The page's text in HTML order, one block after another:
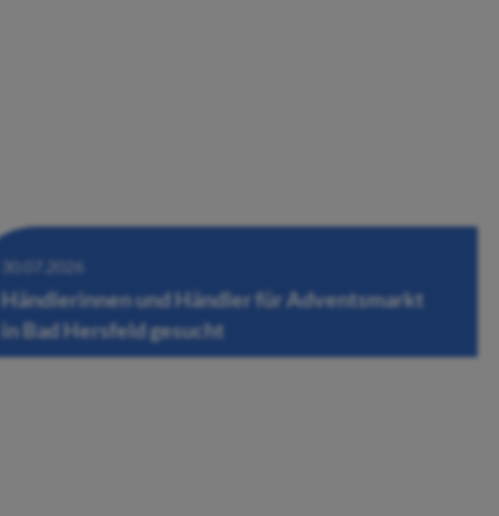
30.07.2026
Händlerinnen und Händler für Adventsmarkt
in Bad Hersfeld gesucht